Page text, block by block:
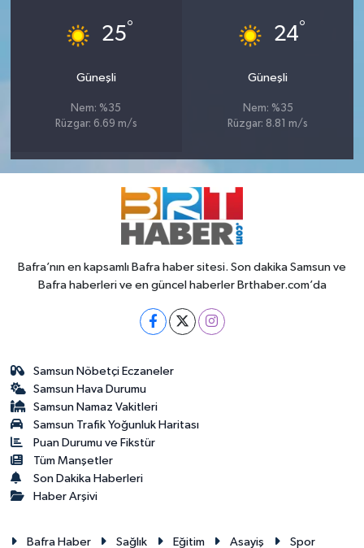
25°
Güneşli
Nem: %35
Rüzgar: 6.69 m/s
24°
Güneşli
Nem: %35
Rüzgar: 8.81 m/s
Bafra’nın en kapsamlı Bafra haber sitesi. Son dakika Samsun ve
Bafra haberleri ve en güncel haberler Brthaber.com’da
Samsun Nöbetçi Eczaneler
Samsun Hava Durumu
Samsun Namaz Vakitleri
Samsun Trafik Yoğunluk Haritası
Puan Durumu ve Fikstür
Tüm Manşetler
Son Dakika Haberleri
Haber Arşivi
Bafra Haber Sağlık Eğitim Asayiş Spor